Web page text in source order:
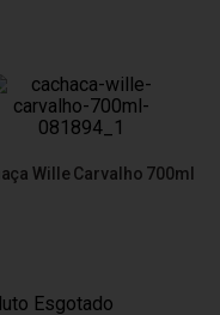
Wille Carvalho 700ml
Esgotado